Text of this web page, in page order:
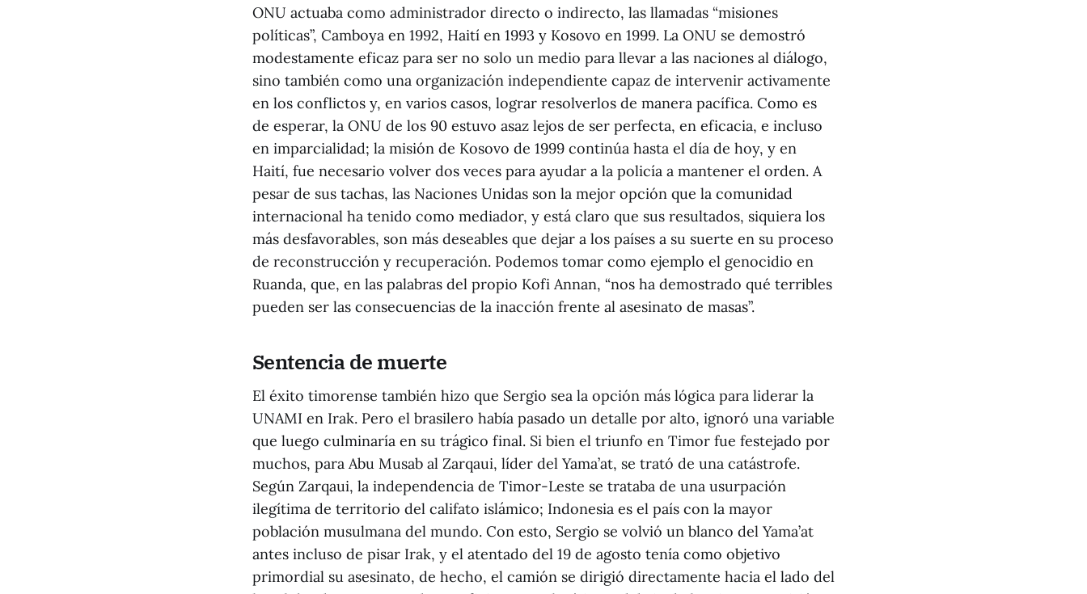
ONU actuaba como administrador directo o indirecto, las llamadas “misiones
políticas”, Camboya en 1992, Haití en 1993 y Kosovo en 1999. La ONU se demostró
modestamente eficaz para ser no solo un medio para llevar a las naciones al diálogo,
sino también como una organización independiente capaz de intervenir activamente
en los conflictos y, en varios casos, lograr resolverlos de manera pacífica. Como es
de esperar, la ONU de los 90 estuvo asaz lejos de ser perfecta, en eficacia, e incluso
en imparcialidad; la misión de Kosovo de 1999 continúa hasta el día de hoy, y en
Haití, fue necesario volver dos veces para ayudar a la policía a mantener el orden. A
pesar de sus tachas, las Naciones Unidas son la mejor opción que la comunidad
internacional ha tenido como mediador, y está claro que sus resultados, siquiera los
más desfavorables, son más deseables que dejar a los países a su suerte en su proceso
de reconstrucción y recuperación. Podemos tomar como ejemplo el genocidio en
Ruanda, que, en las palabras del propio Kofi Annan, “nos ha demostrado qué terribles
pueden ser las consecuencias de la inacción frente al asesinato de masas”.
Sentencia de muerte
El éxito timorense también hizo que Sergio sea la opción más lógica para liderar la
UNAMI en Irak. Pero el brasilero había pasado un detalle por alto, ignoró una variable
que luego culminaría en su trágico final. Si bien el triunfo en Timor fue festejado por
muchos, para Abu Musab al Zarqaui, líder del Yama’at, se trató de una catástrofe.
Según Zarqaui, la independencia de Timor-Leste se trataba de una usurpación
ilegítima de territorio del califato islámico; Indonesia es el país con la mayor
población musulmana del mundo. Con esto, Sergio se volvió un blanco del Yama’at
antes incluso de pisar Irak, y el atentado del 19 de agosto tenía como objetivo
primordial su asesinato, de hecho, el camión se dirigió directamente hacia el lado del